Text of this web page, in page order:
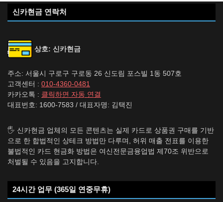
신카현금 연락처
상호: 신카현금
주소: 서울시 구로구 구로동 26 신도림 포스빌 1동 507호
고객센터 : 010-4360-0481
카카오톡 : 클릭하면 자동 연결
대표번호: 1600-7583 / 대표자명: 김택진
🖐️ 신카현금 업체의 모든 콘텐츠는 실제 카드로 상품권 구매를 기반
으로 한 합법적인 상테크 방법만 다루며, 허위 매출 전표를 이용한
불법적인 카드 현금화 방법은 여신전문금융업법 제70조 위반으로
처벌될 수 있음을 고지합니다.
24시간 업무 (365일 연중무휴)